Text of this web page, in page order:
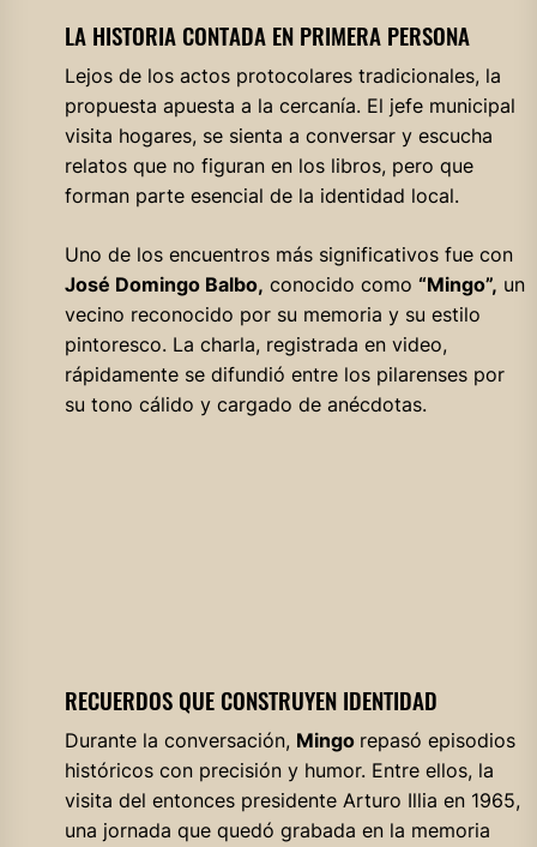
LA HISTORIA CONTADA EN PRIMERA PERSONA
Lejos de los actos protocolares tradicionales, la
propuesta apuesta a la cercanía. El jefe municipal
visita hogares, se sienta a conversar y escucha
relatos que no figuran en los libros, pero que
forman parte esencial de la identidad local.
Uno de los encuentros más significativos fue con
José Domingo Balbo, conocido como “Mingo”, un
vecino reconocido por su memoria y su estilo
pintoresco. La charla, registrada en video,
rápidamente se difundió entre los pilarenses por
su tono cálido y cargado de anécdotas.
RECUERDOS QUE CONSTRUYEN IDENTIDAD
Durante la conversación, Mingo repasó episodios
históricos con precisión y humor. Entre ellos, la
visita del entonces presidente Arturo Illia en 1965,
una jornada que quedó grabada en la memoria